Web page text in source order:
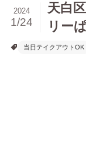
天白
リー
2024
1/24
当日テイクアウトOK